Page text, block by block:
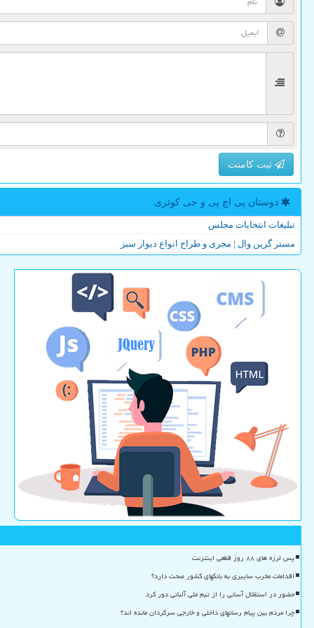
ثبت کامنت
دوستان پی اچ پی و جی كوئری
تبلیغات انتخابات مجلس
مستر گرین وال | مجری و طراح انواع دیوار سبز
پس لرزه های ۸۸ روز قطعی اینترنت
اقدامات مخرب سایبری به بانکهای کشور صحت دارد؟
حضور در استقلال آسانی را از تیم ملی آلبانی دور کرد
چرا مردم بین پیام رسانهای داخلی و خارجی سرگردان مانده اند؟